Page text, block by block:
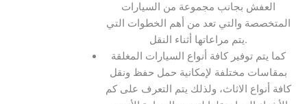
العفش بجانب مجموعة من السيارات
المتخصصة والتي تعد من أهم الخطوات التي
يتم مراعاتها أثناء النقل.
كما يتم توفير كافة أنواع السيارات المغلقة
بمقاسات مختلفة لإمكانية حمل حفظ ونقل
كافة أنواع الاثاث، ولذلك يتم التعرف على كم